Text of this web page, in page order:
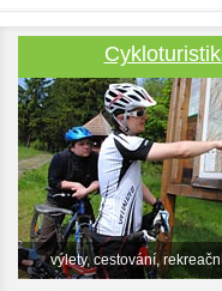
výlety, cestování,